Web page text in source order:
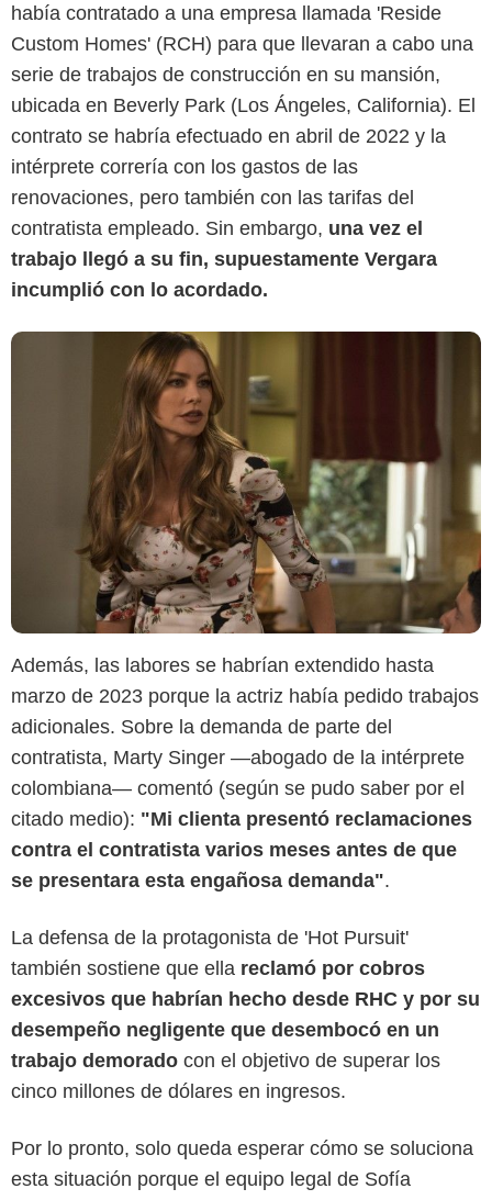
había contratado a una empresa llamada 'Reside
Custom Homes' (RCH) para que llevaran a cabo una
serie de trabajos de construcción en su mansión,
ubicada en Beverly Park (Los Ángeles, California). El
contrato se habría efectuado en abril de 2022 y la
intérprete correría con los gastos de las
renovaciones, pero también con las tarifas del
contratista empleado. Sin embargo, una vez el
trabajo llegó a su fin, supuestamente Vergara
incumplió con lo acordado.
ABC/John Fleenor
Además, las labores se habrían extendido hasta
marzo de 2023 porque la actriz había pedido trabajos
adicionales. Sobre la demanda de parte del
contratista, Marty Singer —abogado de la intérprete
colombiana— comentó (según se pudo saber por el
citado medio): "Mi clienta presentó reclamaciones
contra el contratista varios meses antes de que
se presentara esta engañosa demanda".
La defensa de la protagonista de 'Hot Pursuit'
también sostiene que ella reclamó por cobros
excesivos que habrían hecho desde RHC y por su
desempeño negligente que desembocó en un
trabajo demorado con el objetivo de superar los
cinco millones de dólares en ingresos.
Por lo pronto, solo queda esperar cómo se soluciona
esta situación porque el equipo legal de Sofía